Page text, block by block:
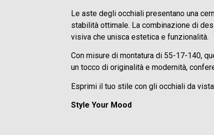
Le aste degli occhiali presentano una
stabilità ottimale. La combinazione di
visiva che unisca estetica e funzionalità.
Con misure di montatura di 55-17-140,
un tocco di originalità e modernità,
Esprimi il tuo stile con gli occhiali da
Style Your Mood